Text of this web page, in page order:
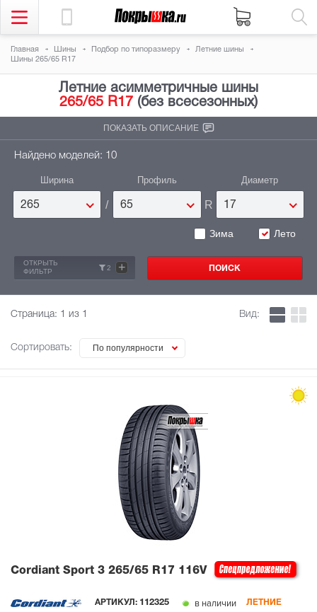
Главная Шины Подбор по типоразмеру
Летние шины
Шины 265/65 R17
Летние асимметричные шины
265/65 R17 (без всесезонных)
ПОКАЗАТЬ ОПИСАНИЕ
Найдено моделей: 10
Ширина
265 /
Профиль
65 R
Диаметр
17
Зима Лето
ОТКРЫТЬ
ФИЛЬТР
2 +
Страница: 1 из 1
Сортировать: По популярности
Вид:
Cordiant Sport 3 265/65 R17 116V
АРТИКУЛ: 112325 в наличии ЛЕТНИЕ